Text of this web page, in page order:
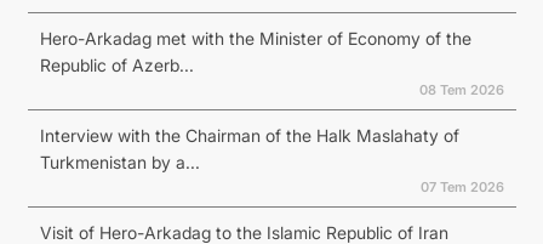
Hero-Arkadag met with the Minister of Economy of the
Republic of Azerb...
08 Tem 2026
Interview with the Chairman of the Halk Maslahaty of
Turkmenistan by a...
07 Tem 2026
Visit of Hero-Arkadag to the Islamic Republic of Iran